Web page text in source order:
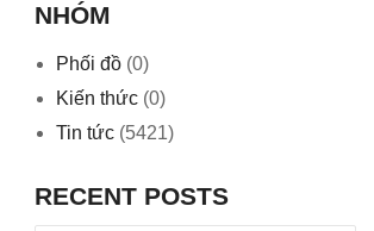
NHÓM
Phối đồ (0)
Kiến thức (0)
Tin tức (5421)
RECENT POSTS